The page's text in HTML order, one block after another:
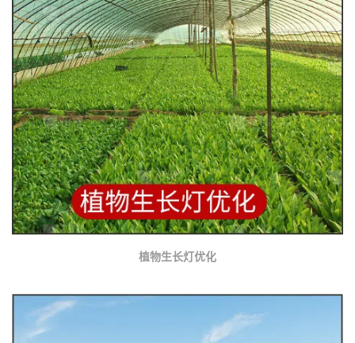
植物生长灯优化